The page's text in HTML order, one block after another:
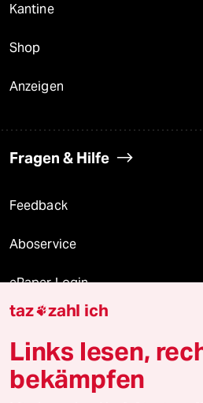
Kantine
Shop
Anzeigen
Fragen & Hilfe
Feedback
Aboservice
ePaper Login
Downloads für Abonnierende
© 2026 taz Verlags und Vertriebs
taz zahl ich
Links lesen,
bekämpfen